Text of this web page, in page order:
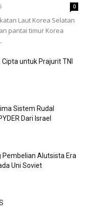
0
Laut Korea Selatan
pantai timur Korea
untuk Prajurit TNI
Sistem Rudal
Dari Israel
Pembelian Alutsista Era
Uni Soviet